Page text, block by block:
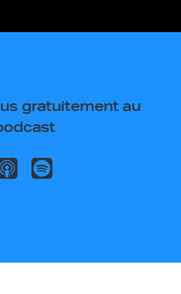
gratuitement au